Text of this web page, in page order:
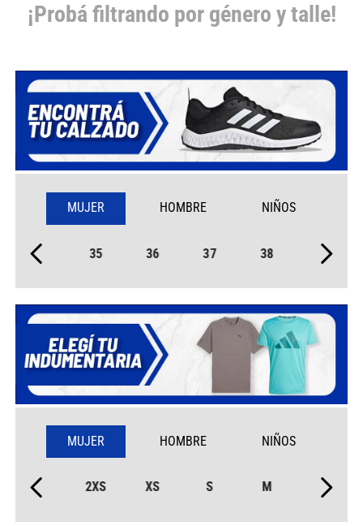
¡Probá filtrando por género y talle!
MUJER HOMBRE NIÑOS
35 36 37 38
MUJER HOMBRE NIÑOS
2XS XS S M